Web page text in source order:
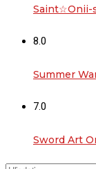
Saint☆Onii-
8.0
Summer
7.0
Sword Art